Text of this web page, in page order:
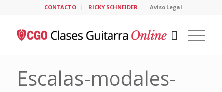
CONTACTO RICKY SCHNEIDER Aviso Legal
Escalas-modales-